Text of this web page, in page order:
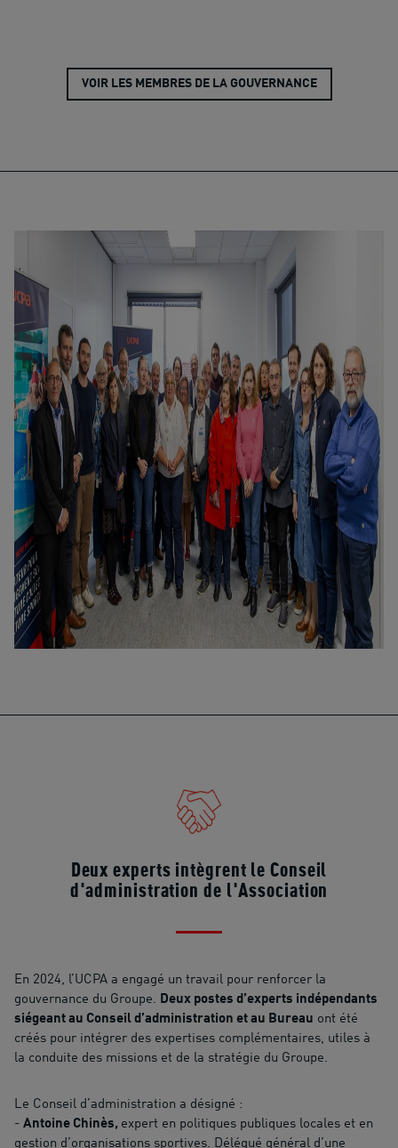
VOIR LES MEMBRES DE LA GOUVERNANCE
Deux experts intègrent le Conseil
d'administration de l'Association
En 2024, l’UCPA a engagé un travail pour renforcer la
gouvernance du Groupe. Deux postes d’experts indépendants
siégeant au Conseil d’administration et au Bureau ont été
créés pour intégrer des expertises complémentaires, utiles à
la conduite des missions et de la stratégie du Groupe.
Le Conseil d’administration a désigné :
- Antoine Chinès, expert en politiques publiques locales et en
gestion d’organisations sportives. Délégué général d’une